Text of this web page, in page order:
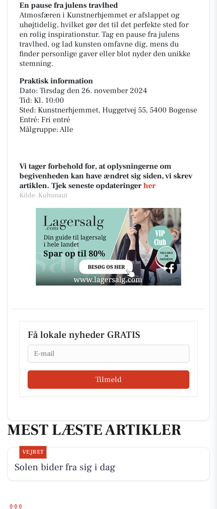
En pause fra julens travlhed
Atmosfæren i Kunstnerhjemmet er afslappet og
uhøjtidelig, hvilket gør det til det perfekte sted for
en rolig inspirationstur. Tag en pause fra julens
travlhed, og lad kunsten omfavne dig, mens du
finder personlige gaver eller blot nyder den unikke
stemning.
Praktisk information
Dato: Tirsdag den 26. november 2024
Tid: Kl. 10:00
Sted: Kunstnerhjemmet, Huggetvej 55, 5400 Bogense
Entré: Fri entré
Målgruppe: Alle
Vi tager forbehold for, at oplysningerne om
begivenheden kan have ændret sig siden, vi skrev
artiklen. Tjek seneste opdateringer her
Kilde: Kultunaut
Få lokale nyheder GRATIS
Email
Tilmeld
MEST LÆSTE ARTIKLER
VEJRET
Solen bider fra sig i dag